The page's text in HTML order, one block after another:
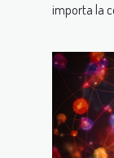
importa la